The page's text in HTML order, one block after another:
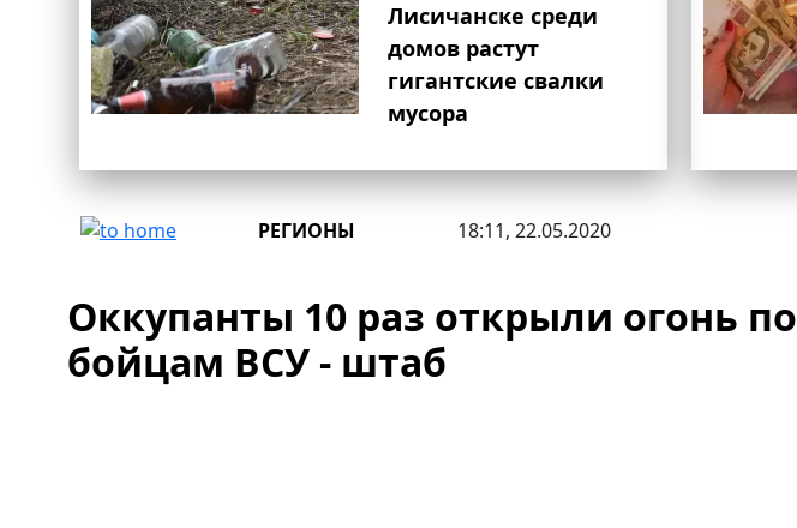
Лисичанске среди
домов растут
гигантские свалки
мусора
РЕГИОНЫ 18:11, 22.05.2020
Оккупанты 10 раз открыли огонь по
бойцам ВСУ - штаб